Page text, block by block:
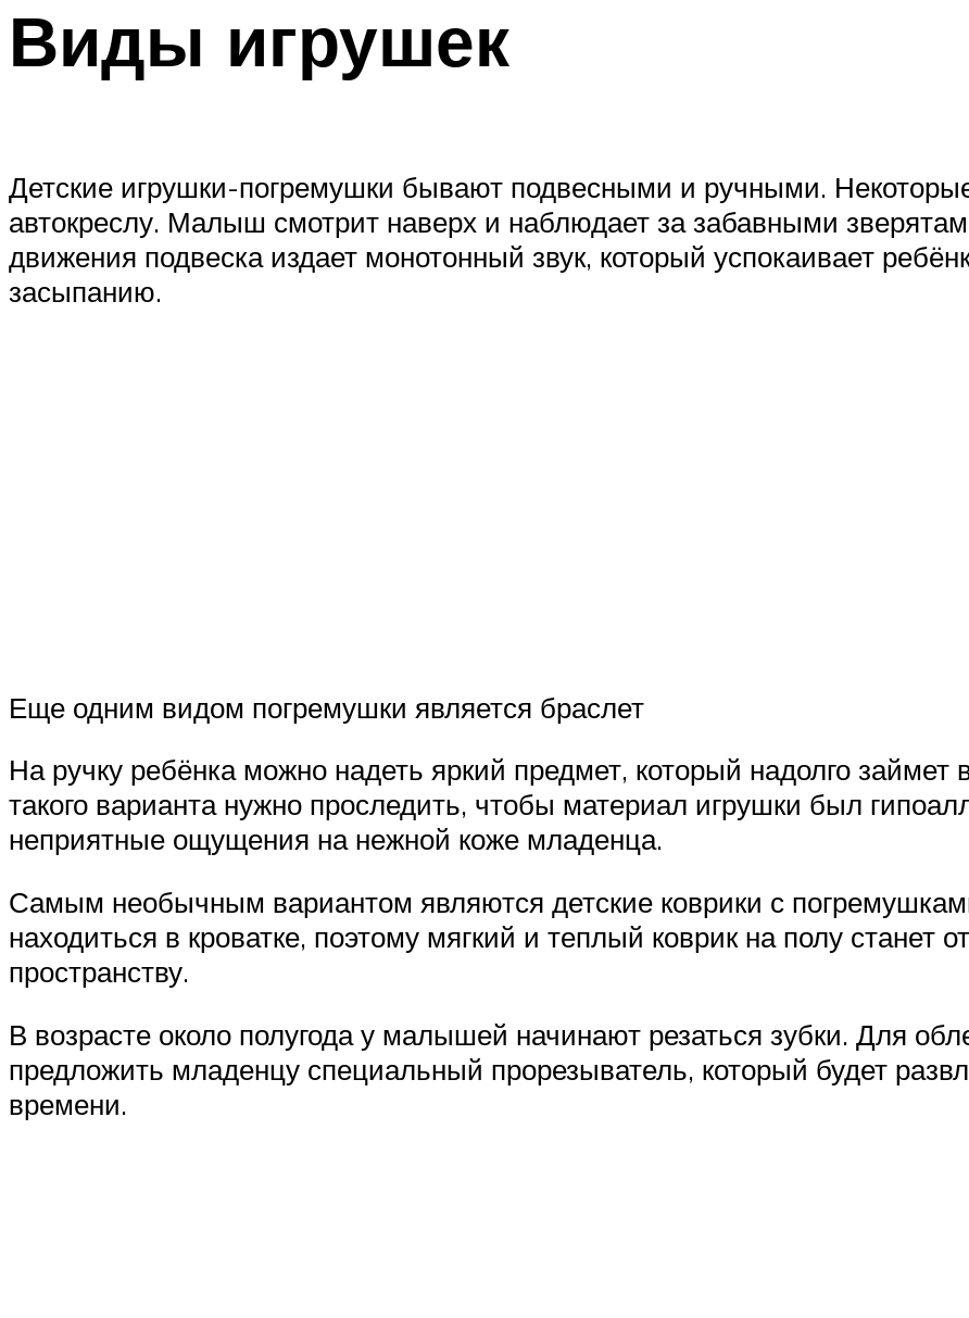
Виды игрушек
Детские игрушки-погремушки бывают подвесными и ручными.
автокреслу. Малыш смотрит наверх и наблюдает за забавными
движения подвеска издает монотонный звук, который успокаивает
засыпанию.
Еще одним видом погремушки является браслет
На ручку ребёнка можно надеть яркий предмет, который надолго
такого варианта нужно проследить, чтобы материал игрушки был
неприятные ощущения на нежной коже младенца.
Самым необычным вариантом являются детские коврики с
находиться в кроватке, поэтому мягкий и теплый коврик на полу станет
пространству.
В возрасте около полугода у малышей начинают резаться зубки. Для
предложить младенцу специальный прорезыватель, который будет
времени.